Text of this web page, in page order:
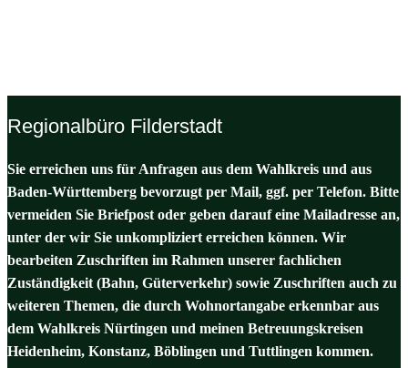
Regionalbüro Filderstadt
Sie erreichen uns für Anfragen aus dem Wahlkreis und aus
Baden-Württemberg bevorzugt per Mail, ggf. per Telefon. Bitte
vermeiden Sie Briefpost oder geben darauf eine Mailadresse an,
unter der wir Sie unkompliziert erreichen können. Wir
bearbeiten Zuschriften im Rahmen unserer fachlichen
Zuständigkeit (Bahn, Güterverkehr) sowie Zuschriften auch zu
weiteren Themen, die durch Wohnortangabe erkennbar aus
dem Wahlkreis Nürtingen und meinen Betreuungskreisen
Heidenheim, Konstanz, Böblingen und Tuttlingen kommen.